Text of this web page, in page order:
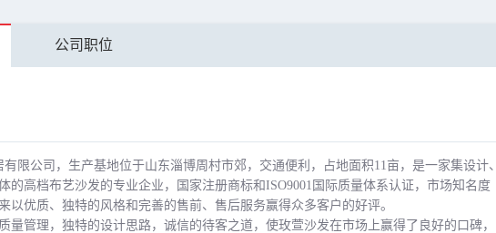
公司职位
限公司，生产基地位于山东淄博周村市郊，交通便利，占地面积11亩，是一家集设计、
的高档布艺沙发的专业企业，国家注册商标和ISO9001国际质量体系认证，市场知名度
以优质、独特的风格和完善的售前、售后服务赢得众多客户的好评。
量管理，独特的设计思路，诚信的待客之道，使玫萱沙发在市场上赢得了良好的口碑，